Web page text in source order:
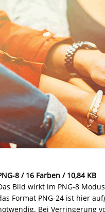
8 / 16 Farben / 10,84 KB
Bild wirkt im PNG-8
Format PNG-24 ist hier
Bei Verringerung